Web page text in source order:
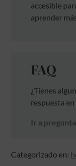
accesible
aprender
FAQ
¿Tienes
respuesta
Ir a
Categorizado en: